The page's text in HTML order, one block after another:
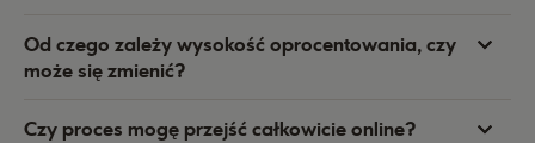
Od czego zależy wysokość oprocentowania, czy
może się zmienić?
Czy proces mogę przejść całkowicie online?